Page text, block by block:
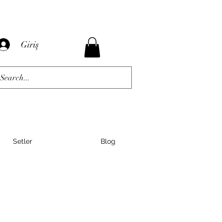
Giriş
Setler Blog